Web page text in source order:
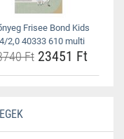
Frisee Bond Kids
2,0 40333 610 multi
Ft23451 Ft